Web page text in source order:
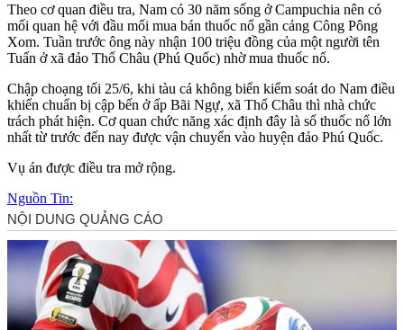
Theo cơ quan điều tra, Nam có 30 năm sống ở Campuchia nên có
mối quan hệ với đầu mối mua bán thuốc nổ gần cảng Công Pông
Xom. Tuần trước ông này nhận 100 triệu đồng của một người tên
Tuấn ở xã đảo Thổ Châu (Phú Quốc) nhờ mua thuốc nổ.
Chập choạng tối 25/6, khi tàu cá không biển kiểm soát do Nam điều
khiển chuẩn bị cập bến ở ấp Bãi Ngự, xã Thổ Châu thì nhà chức
trách phát hiện. Cơ quan chức năng xác định đây là số thuốc nổ lớn
nhất từ trước đến nay được vận chuyển vào huyện đảo Phú Quốc.
Vụ án được điều tra mở rộng.
Nguồn Tin: